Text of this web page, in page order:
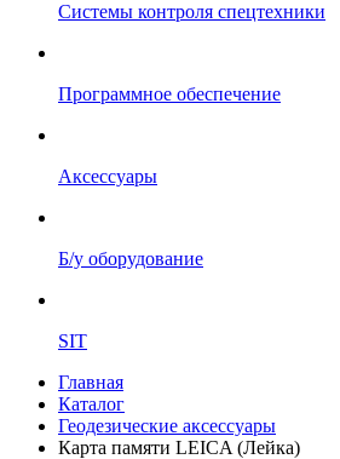
Системы контроля спецтехники
Программное обеспечение
Аксессуары
Б/у оборудование
SIT
Главная
Каталог
Геодезические аксессуары
Карта памяти LEICA (Лейка)